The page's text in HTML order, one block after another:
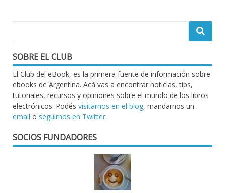
SOBRE EL CLUB
El Club del eBook, es la primera fuente de información sobre
ebooks de Argentina. Acá vas a encontrar noticias, tips,
tutoriales, recursos y opiniones sobre el mundo de los libros
electrónicos. Podés visitarnos en el blog, mandarnos un
email o seguirnos en Twitter.
SOCIOS FUNDADORES